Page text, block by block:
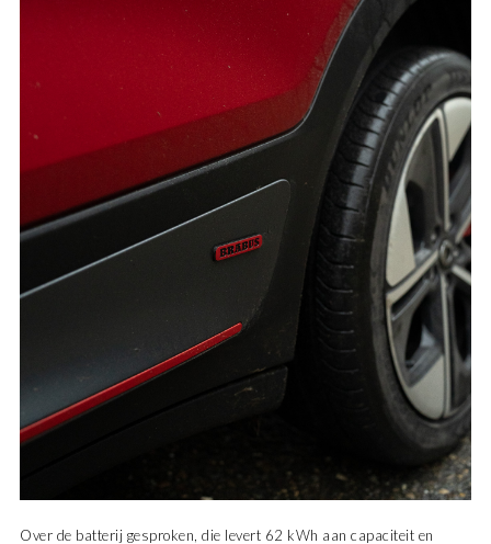
Over de batterij gesproken, die levert 62 kWh aan capaciteit en